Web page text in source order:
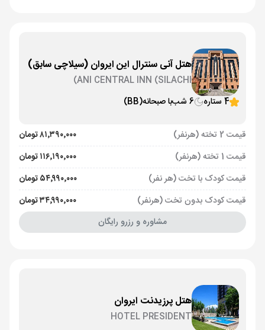
هتل آنی سنترال این ایروان (سیلاچی سابق)
ANI CENTRAL INN (SILACHI)
4 ستاره
6 شب با صبحانه(BB)
قیمت 2 تخته (هرنفر)
۸۱٬۳۹۰٬۰۰۰ تومان
قیمت 1 تخته (هرنفر)
۱۱۶٬۱۹۰٬۰۰۰ تومان
قیمت کودک با تخت (هر نفر)
۵۴٬۹۹۰٬۰۰۰ تومان
قیمت کودک بدون تخت (هرنفر)
۳۴٬۹۹۰٬۰۰۰ تومان
مشاوره و رزرو رایگان
هتل پرزیدنت ایروان
HOTEL PRESIDENT